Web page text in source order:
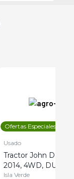
Ofertas Especiales
Usado
Tractor John Deere
2014, 4WD, DUAL
Isla Verde